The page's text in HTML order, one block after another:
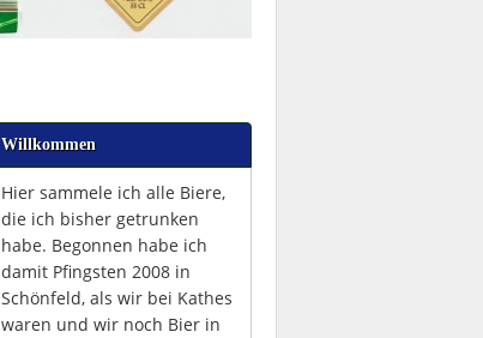
Willkommen
Hier sammele ich alle Biere,
die ich bisher getrunken
habe. Begonnen habe ich
damit Pfingsten 2008 in
Schönfeld, als wir bei Kathes
waren und wir noch Bier in